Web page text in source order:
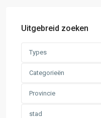
Uitgebreid zoeken
Types
Categorieën
Provincie
stad